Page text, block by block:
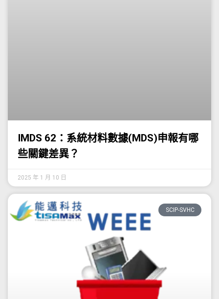
IMDS 62：系統材料數據(MDS)申報有哪
些關鍵差異？
2025 年 1 月 10 日
SCIP-SVHC